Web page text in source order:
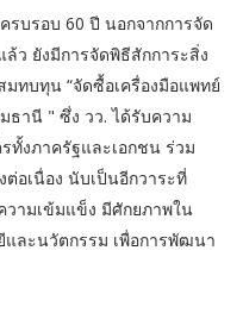
รบรอบ 60 ปี นอกจากการจัด
ว ยังมีการจัดพิธีสักการะสิ่ง
ทบทุน “จัดซื้อเครื่องมือแพทย์
ธานี " ซึ่ง วว. ได้รับความ
ทั้งภาครัฐและเอกชน ร่วม
อเนื่อง นับเป็นอีกวาระที่
วามเข้มแข็ง มีศักยภาพใน
และนวัตกรรม เพื่อการพัฒนา